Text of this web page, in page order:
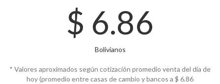
$ 6.86
Bolivianos
* Valores aproximados según cotización promedio venta del día de
hoy (promedio entre casas de cambio y bancos a $ 6.86